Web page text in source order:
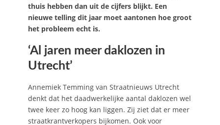
thuis hebben dan uit de cijfers blijkt. Een
nieuwe telling dit jaar moet aantonen hoe groot
het probleem echt is.
‘Al jaren meer daklozen in
Utrecht’
Annemiek Temming van Straatnieuws Utrecht
denkt dat het daadwerkelijke aantal daklozen wel
twee keer zo hoog kan liggen. Zij ziet dat er meer
straatkrantverkopers bijkomen. Ook voor